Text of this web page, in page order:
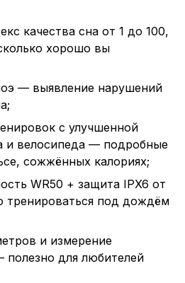
качества сна от 1 до 100,
хорошо вы
— выявление нарушений
с улучшенной
и велосипеда — подробные
сожжённых калориях;
WR50 + защита IPX6 от
под дождём
и измерение
для любителей